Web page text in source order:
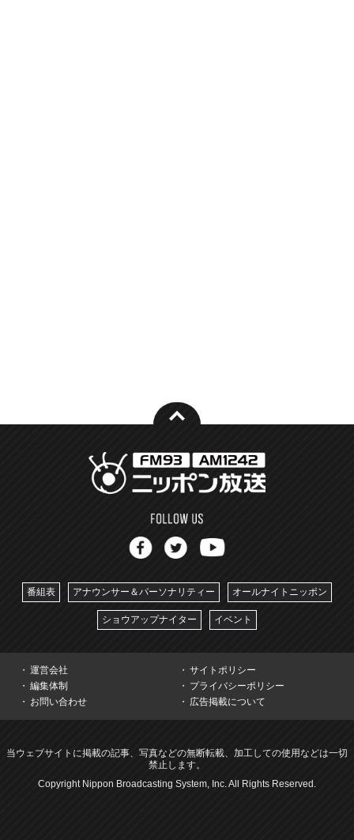
番組表 アナウンサー＆パーソナリティー オールナイトニッポン
ショウアップナイター イベント
運営会社
サイトポリシー
編集体制
プライバシーポリシー
お問い合わせ
広告掲載について
当ウェブサイトに掲載の記事、写真などの無断転載、加工しての使用などは一切
禁止します。
Copyright Nippon Broadcasting System, Inc. All Rights Reserved.